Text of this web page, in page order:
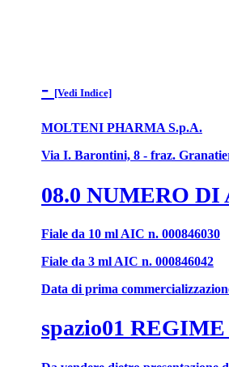
- [Vedi Indice]
MOLTENI PHARMA S.p.A.
Via I. Barontini, 8 - fraz.
08.0 NUMERO
Fiale da 10 ml AIC n. 000846030
Fiale da 3 ml AIC n. 000846042
Data di prima
spazio01